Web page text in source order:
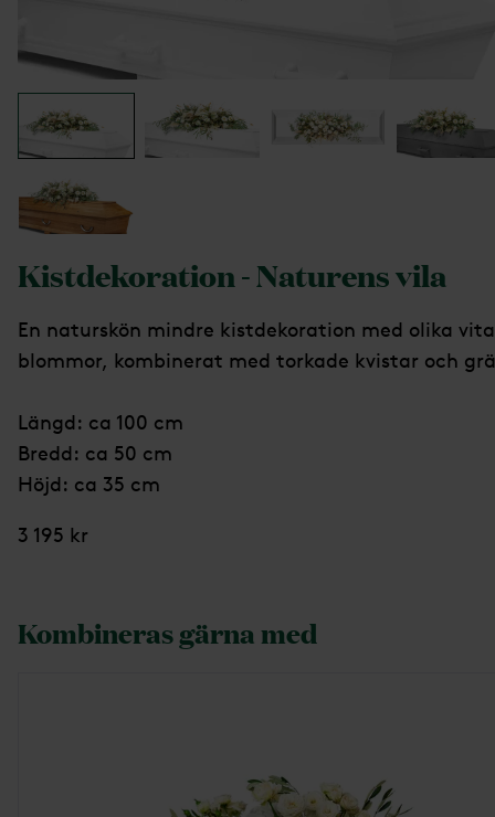
Kistdekoration - Naturens vila
En naturskön mindre kistdekoration med olika vita
blommor, kombinerat med torkade kvistar och
Längd: ca 100 cm
Bredd: ca 50 cm
Höjd: ca 35 cm
3 195 kr
Kombineras gärna med